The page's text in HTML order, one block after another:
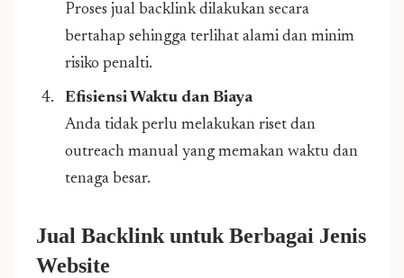
Proses jual backlink dilakukan secara
bertahap sehingga terlihat alami dan minim
risiko penalti.
Efisiensi Waktu dan Biaya
Anda tidak perlu melakukan riset dan
outreach manual yang memakan waktu dan
tenaga besar.
Jual Backlink untuk Berbagai Jenis
Website